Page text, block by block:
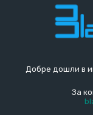
Добре дошли в
За